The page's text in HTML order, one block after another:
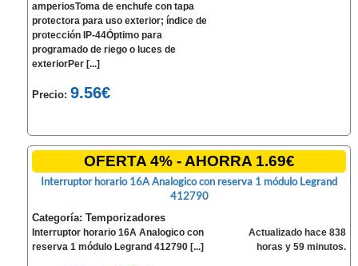
amperiosToma de enchufe con tapa
protectora para uso exterior; índice de
protección IP-44Óptimo para
programado de riego o luces de
exteriorPer [...]
Precio:9.56€
OFERTA 4% - AHORRA 1.69€
Interruptor horario 16A Analogico con reserva 1 módulo Legrand
412790
Categoría: Temporizadores
Interruptor horario 16A Analogico con
reserva 1 módulo Legrand 412790 [...]
Actualizado hace 838
horas y 59 minutos.